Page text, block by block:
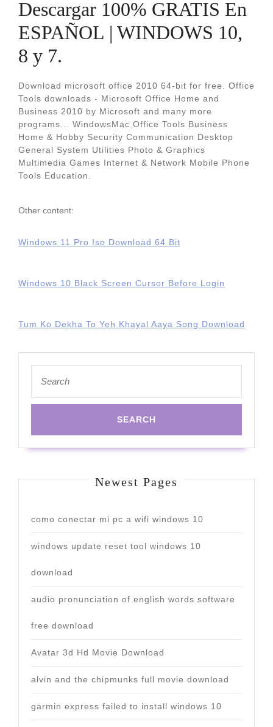
Descargar 100% GRATIS En
ESPAÑOL | WINDOWS 10,
8 y 7.
Download microsoft office 2010 64-bit for free. Office
Tools downloads - Microsoft Office Home and
Business 2010 by Microsoft and many more
programs... WindowsMac Office Tools Business
Home & Hobby Security Communication Desktop
General System Utilities Photo & Graphics
Multimedia Games Internet & Network Mobile Phone
Tools Education.
Other content:
Windows 11 Pro Iso Download 64 Bit
Windows 10 Black Screen Cursor Before Login
Tum Ko Dekha To Yeh Khayal Aaya Song Download
for:
Newest Pages
como conectar mi pc a wifi windows 10
windows update reset tool windows 10
download
audio pronunciation of english words software
free download
Avatar 3d Hd Movie Download
alvin and the chipmunks full movie download
garmin express failed to install windows 10